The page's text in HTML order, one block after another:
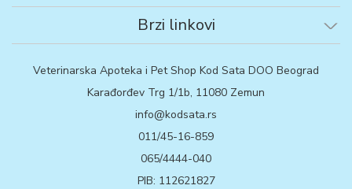
Brzi linkovi
Veterinarska Apoteka i Pet Shop Kod Sata DOO Beograd
Karađorđev Trg 1/1b, 11080 Zemun
info@kodsata.rs
011/45-16-859
065/4444-040
PIB: 112621827